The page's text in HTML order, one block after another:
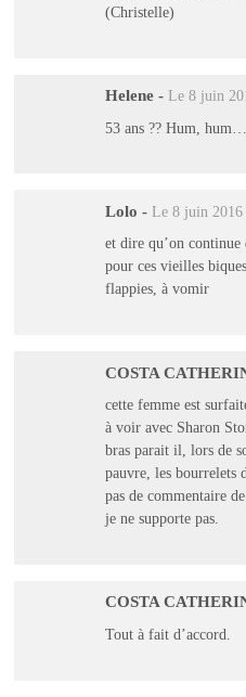
(Christelle)
Helene - Le 8 juin
53 ans ?? Hum,
Lolo - Le 8 juin 2016
et dire qu’on
pour ces vieilles
flappies, à vomir
COSTA
cette femme est
à voir avec Sharon
bras parait il, lors de
pauvre, les bourrelets
pas de commentaire
je ne supporte pas.
COSTA
Tout à fait d’accord.